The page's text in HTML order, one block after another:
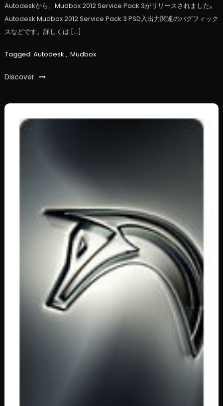
Autodeskから、Mudbox 2012 Service Pack 3がリリースされました｡
Autodesk Mudbox 2012 Service Pack 3 PSD入出力関連のバグフィック
スなどです。詳しくは […]
Tagged Autodesk , Mudbox
Discover